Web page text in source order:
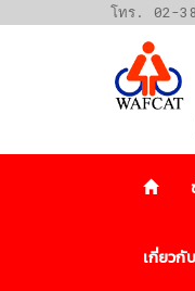
โทร. 02-
เกี่ยวกั